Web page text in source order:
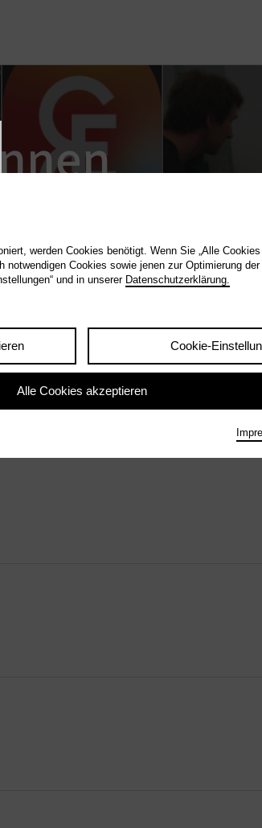
werden Cookies benötigt. Wenn Sie „Alle
notwendigen Cookies sowie jenen zur Optimierung
und in unserer Datenschutzerklärung.
Cookie-
Alle Cookies akzeptieren
Profil bearbeiten